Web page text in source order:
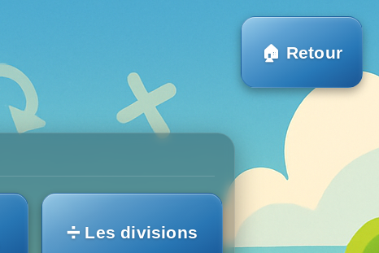
🏠 Retour
➗ Les divisions